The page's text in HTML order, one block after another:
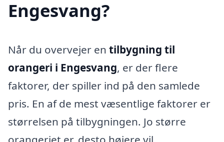
Engesvang?
Når du overvejer en tilbygning til
orangeri i Engesvang, er der flere
faktorer, der spiller ind på den samlede
pris. En af de mest væsentlige faktorer er
størrelsen på tilbygningen. Jo større